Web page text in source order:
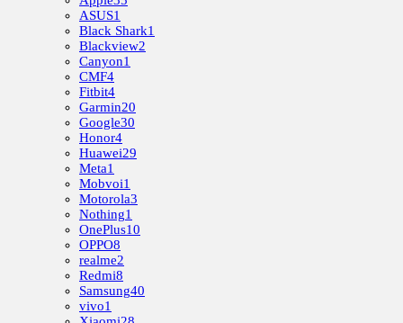
ASUS1
Black Shark1
Blackview2
Canyon1
CMF4
Fitbit4
Garmin20
Google30
Honor4
Huawei29
Meta1
Mobvoi1
Motorola3
Nothing1
OnePlus10
OPPO8
realme2
Redmi8
Samsung40
vivo1